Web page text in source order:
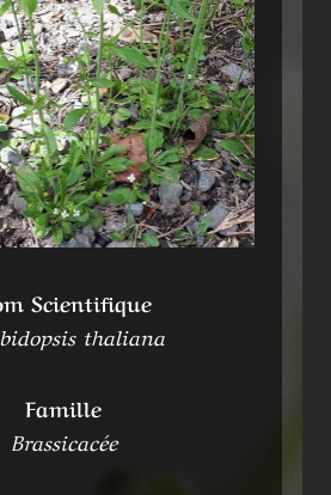
Scientifique
thaliana
Famille
Brassicacée